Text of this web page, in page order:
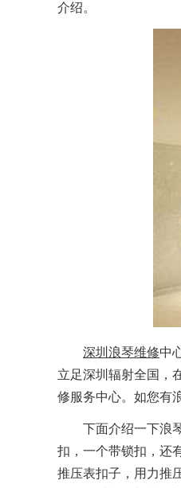
介绍。
深圳浪琴维修中
立足深圳辐射全国，
修服务中心。如您有
下面介绍一下浪琴
扣，一个带锁扣，还
推压表扣子，用力推